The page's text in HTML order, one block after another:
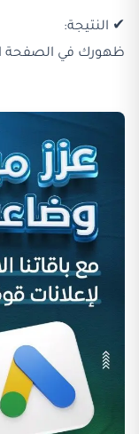
✔ النتيجة:
ظهورك في الصفحة